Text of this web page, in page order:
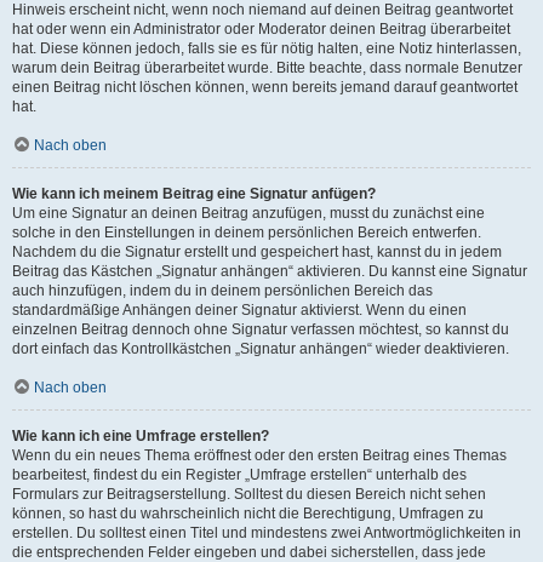
Hinweis erscheint nicht, wenn noch niemand auf deinen Beitrag geantwortet
hat oder wenn ein Administrator oder Moderator deinen Beitrag überarbeitet
hat. Diese können jedoch, falls sie es für nötig halten, eine Notiz hinterlassen,
warum dein Beitrag überarbeitet wurde. Bitte beachte, dass normale Benutzer
einen Beitrag nicht löschen können, wenn bereits jemand darauf geantwortet
hat.
Nach oben
Wie kann ich meinem Beitrag eine Signatur anfügen?
Um eine Signatur an deinen Beitrag anzufügen, musst du zunächst eine
solche in den Einstellungen in deinem persönlichen Bereich entwerfen.
Nachdem du die Signatur erstellt und gespeichert hast, kannst du in jedem
Beitrag das Kästchen „Signatur anhängen“ aktivieren. Du kannst eine Signatur
auch hinzufügen, indem du in deinem persönlichen Bereich das
standardmäßige Anhängen deiner Signatur aktivierst. Wenn du einen
einzelnen Beitrag dennoch ohne Signatur verfassen möchtest, so kannst du
dort einfach das Kontrollkästchen „Signatur anhängen“ wieder deaktivieren.
Nach oben
Wie kann ich eine Umfrage erstellen?
Wenn du ein neues Thema eröffnest oder den ersten Beitrag eines Themas
bearbeitest, findest du ein Register „Umfrage erstellen“ unterhalb des
Formulars zur Beitragserstellung. Solltest du diesen Bereich nicht sehen
können, so hast du wahrscheinlich nicht die Berechtigung, Umfragen zu
erstellen. Du solltest einen Titel und mindestens zwei Antwortmöglichkeiten in
die entsprechenden Felder eingeben und dabei sicherstellen, dass jede